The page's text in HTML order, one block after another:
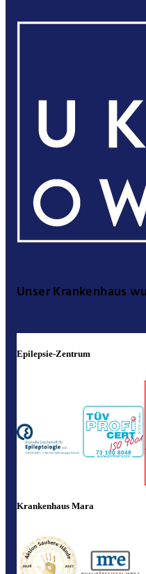
Unser Krankenhaus
Epilepsie-Zentrum
Krankenhaus Mara